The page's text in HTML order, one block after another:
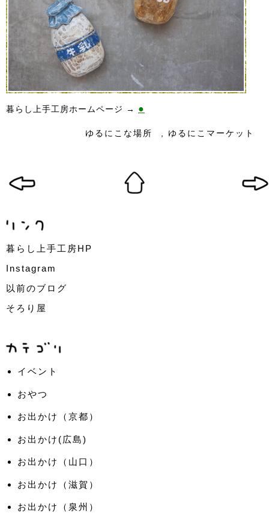
暮らし上手工房ホームページ → ●
ゆるにこな場所 ゆるにこマーケット
暮らし上手工房HP
Instagram
以前のブログ
そろり屋
イベント
おやつ
お出かけ（京都）
お出かけ(広島)
お出かけ（山口）
お出かけ（滋賀）
お出かけ（泉州）